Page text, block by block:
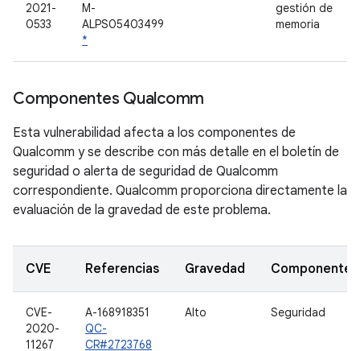
2021-
0533
M-
ALPS05403499
*
gestión de
memoria
Componentes Qualcomm
Esta vulnerabilidad afecta a los componentes de
Qualcomm y se describe con más detalle en el boletín de
seguridad o alerta de seguridad de Qualcomm
correspondiente. Qualcomm proporciona directamente la
evaluación de la gravedad de este problema.
CVE Referencias Gravedad Componente
CVE-
2020-
11267
A-168918351
QC-
CR#2723768
Alto Seguridad